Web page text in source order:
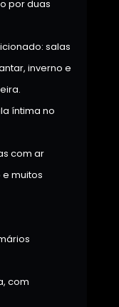
por duas
salas
inverno e
íntima no
com ar
muitos
com